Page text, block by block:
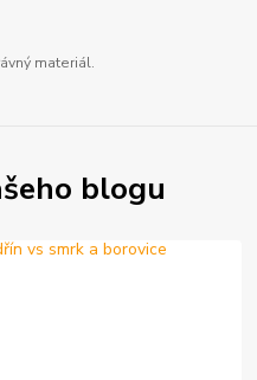
materiál.
blogu